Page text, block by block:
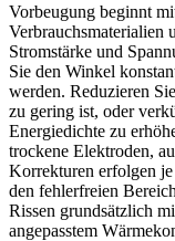
Vorbeugung beginnt
Verbrauchsmaterialien
Stromstärke und
Sie den Winkel
werden. Reduzieren
zu gering ist, oder
Energiedichte zu
trockene Elektroden,
Korrekturen erfolgen
den fehlerfreien
Rissen grundsätzlich
angepasstem